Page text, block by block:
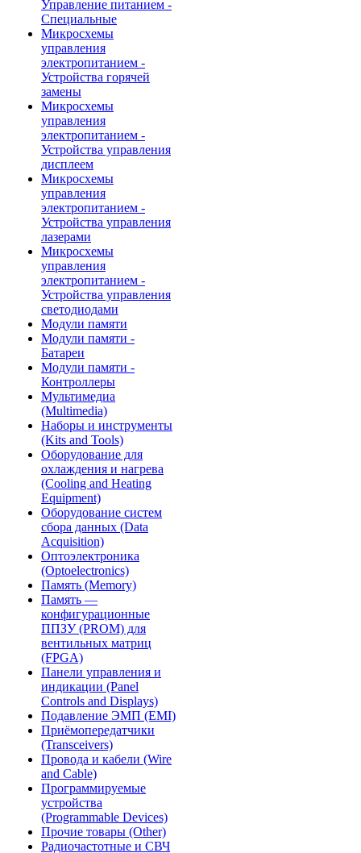
Управление питанием -
Специальные
Микросхемы
управления
электропитанием -
Устройства горячей
замены
Микросхемы
управления
электропитанием -
Устройства управления
дисплеем
Микросхемы
управления
электропитанием -
Устройства управления
лазерами
Микросхемы
управления
электропитанием -
Устройства управления
светодиодами
Модули памяти
Модули памяти -
Батареи
Модули памяти -
Контроллеры
Мультимедиа
(Multimedia)
Наборы и инструменты
(Kits and Tools)
Оборудование для
охлаждения и нагрева
(Cooling and Heating
Equipment)
Оборудование систем
сбора данных (Data
Acquisition)
Оптоэлектроника
(Optoelectronics)
Память (Memory)
Память —
конфигурационные
ППЗУ (PROM) для
вентильных матриц
(FPGA)
Панели управления и
индикации (Panel
Controls and Displays)
Подавление ЭМП (EMI)
Приёмопередатчики
(Transceivers)
Провода и кабели (Wire
and Cable)
Программируемые
устройства
(Programmable Devices)
Прочие товары (Other)
Радиочастотные и СВЧ